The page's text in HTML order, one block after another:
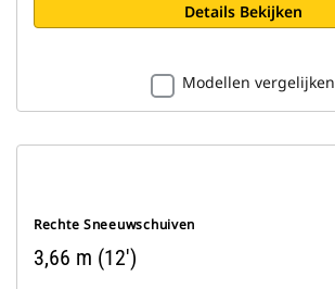
Details Bekijken
Modellen vergelijken
Rechte Sneeuwschuiven
3,66 m (12')